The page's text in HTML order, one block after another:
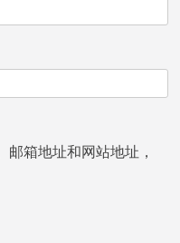
箱地址和网站地址，